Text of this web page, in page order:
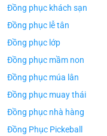
Đồng phục khách sạn
Đồng phục lễ tân
Đồng phục lớp
Đồng phục mầm non
Đồng phục múa lân
Đồng phục muay thái
Đồng phục nhà hàng
Đồng Phục Pickeball